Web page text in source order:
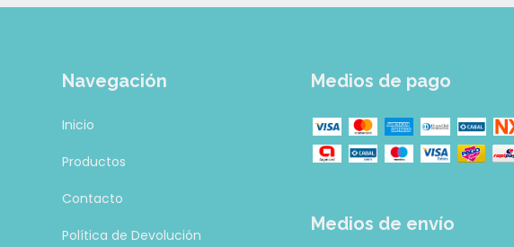
Navegación
Inicio
Productos
Contacto
Política de Devolución
Medios de pago
Medios de envío